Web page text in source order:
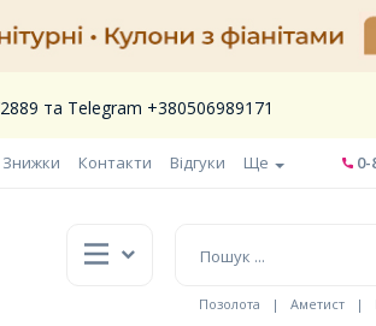
та Telegram +380506989171
Знижки Контакти Відгуки Ще 0-
Позолота | Аметист |